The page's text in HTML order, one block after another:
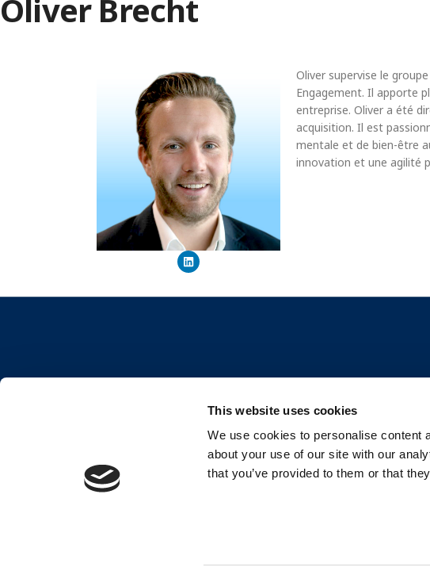
This website uses cookies
We use cookies to personalise content
about your use of our site with our
that you’ve provided to them or that
Oliver Brecht
Oliver supervise le
Engagement. Il apporte
entreprise. Oliver a été
acquisition. Il est
mentale et de bien-être
innovation et une agilité
Le Conseil pour l’Organisation et l’Engagement
aide les organisations à libérer le plein potentiel
de leurs salariés en reliant le bien-être des
À
cas